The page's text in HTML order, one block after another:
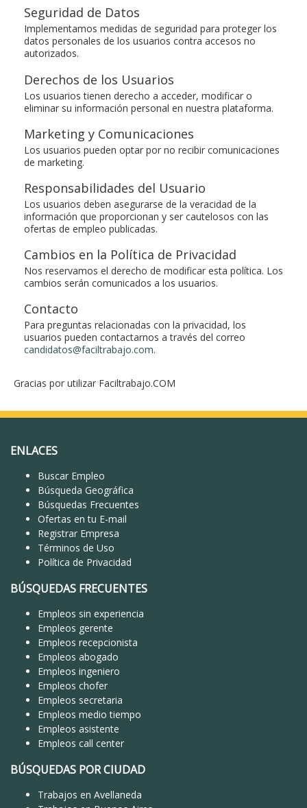
Seguridad de Datos
Implementamos medidas de seguridad para proteger los
datos personales de los usuarios contra accesos no
autorizados.
Derechos de los Usuarios
Los usuarios tienen derecho a acceder, modificar o
eliminar su información personal en nuestra plataforma.
Marketing y Comunicaciones
Los usuarios pueden optar por no recibir comunicaciones
de marketing.
Responsabilidades del Usuario
Los usuarios deben asegurarse de la veracidad de la
información que proporcionan y ser cautelosos con las
ofertas de empleo publicadas.
Cambios en la Política de Privacidad
Nos reservamos el derecho de modificar esta política. Los
cambios serán comunicados a los usuarios.
Contacto
Para preguntas relacionadas con la privacidad, los
usuarios pueden contactarnos a través del correo
candidatos@faciltrabajo.com.
Gracias por utilizar Faciltrabajo.COM
ENLACES
Buscar Empleo
Búsqueda Geográfica
Búsquedas Frecuentes
Ofertas en tu E-mail
Registrar Empresa
Términos de Uso
Política de Privacidad
BÚSQUEDAS FRECUENTES
Empleos sin experiencia
Empleos gerente
Empleos recepcionista
Empleos abogado
Empleos ingeniero
Empleos chofer
Empleos secretaria
Empleos medio tiempo
Empleos asistente
Empleos call center
BÚSQUEDAS POR CIUDAD
Trabajos en Avellaneda